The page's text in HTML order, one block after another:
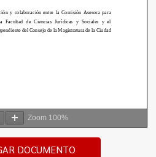
Zoom 100%
DOCUMENTO